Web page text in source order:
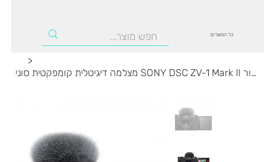
כל המוצרים
>
מצלמה דיגיטלית קומפקטית סוני SONY DSC ZV-1 Mark II בצבע שחור